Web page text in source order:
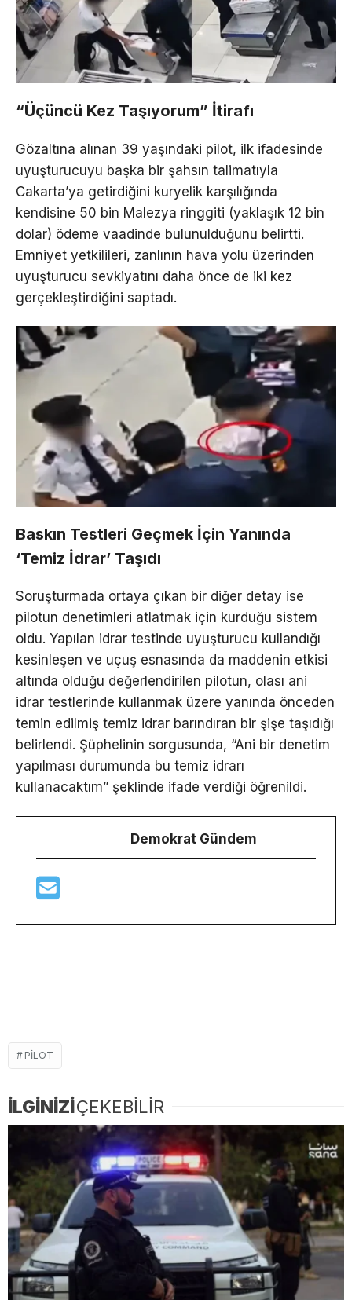
“Üçüncü Kez Taşıyorum” İtirafı
Gözaltına alınan 39 yaşındaki pilot, ilk ifadesinde
uyuşturucuyu başka bir şahsın talimatıyla
Cakarta’ya getirdiğini kuryelik karşılığında
kendisine 50 bin Malezya ringgiti (yaklaşık 12 bin
dolar) ödeme vaadinde bulunulduğunu belirtti.
Emniyet yetkilileri, zanlının hava yolu üzerinden
uyuşturucu sevkiyatını daha önce de iki kez
gerçekleştirdiğini saptadı.
Baskın Testleri Geçmek İçin Yanında
‘Temiz İdrar’ Taşıdı
Soruşturmada ortaya çıkan bir diğer detay ise
pilotun denetimleri atlatmak için kurduğu sistem
oldu. Yapılan idrar testinde uyuşturucu kullandığı
kesinleşen ve uçuş esnasında da maddenin etkisi
altında olduğu değerlendirilen pilotun, olası ani
idrar testlerinde kullanmak üzere yanında önceden
temin edilmiş temiz idrar barındıran bir şişe taşıdığı
belirlendi. Şüphelinin sorgusunda, “Ani bir denetim
yapılması durumunda bu temiz idrarı
kullanacaktım” şeklinde ifade verdiği öğrenildi.
Demokrat Gündem
PILOT
İLGİNİZİÇEKEBİLİR